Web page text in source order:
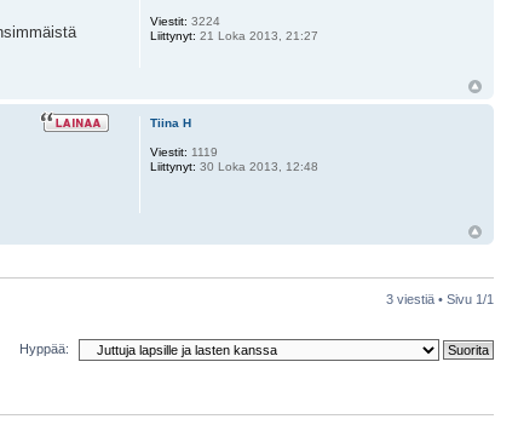
Viestit: 3224
Liittynyt: 21 Loka 2013, 21:27
Tiina H
Viestit: 1119
Liittynyt: 30 Loka 2013, 12:48
3 viestiä • Sivu 1/1
Hyppää: